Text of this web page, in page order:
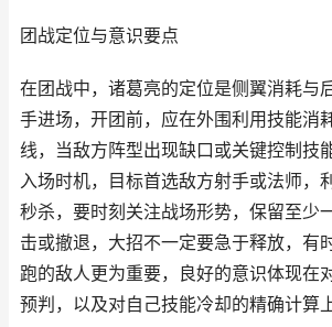
团战定位与意识要点
在团战中，诸葛亮的定位是侧翼消耗与
手进场，开团前，应在外围利用技能消
线，当敌方阵型出现缺口或关键控制技
入场时机，目标首选敌方射手或法师，
秒杀，要时刻关注战场形势，保留至少
击或撤退，大招不一定要急于释放，有
跑的敌人更为重要，良好的意识体现在
预判，以及对自己技能冷却的精确计算上